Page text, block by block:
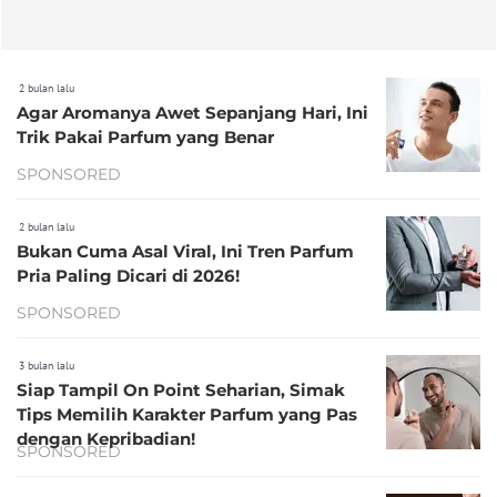
2 bulan lalu
Agar Aromanya Awet Sepanjang Hari, Ini
Trik Pakai Parfum yang Benar
SPONSORED
2 bulan lalu
Bukan Cuma Asal Viral, Ini Tren Parfum
Pria Paling Dicari di 2026!
SPONSORED
3 bulan lalu
Siap Tampil On Point Seharian, Simak
Tips Memilih Karakter Parfum yang Pas
dengan Kepribadian!
SPONSORED